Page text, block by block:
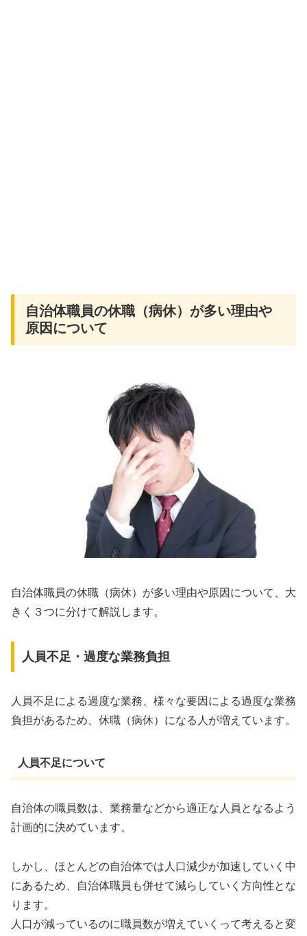
自治体職員の休職（病休）が多い理由や
原因について
自治体職員の休職（病休）が多い理由や原因について、大
きく３つに分けて解説します。
人員不足・過度な業務負担
人員不足による過度な業務、様々な要因による過度な業務
負担があるため、休職（病休）になる人が増えています。
人員不足について
自治体の職員数は、業務量などから適正な人員となるよう
計画的に決めています。
しかし、ほとんどの自治体では人口減少が加速していく中
にあるため、自治体職員も併せて減らしていく方向性とな
ります。
人口が減っているのに職員数が増えていくって考えると変